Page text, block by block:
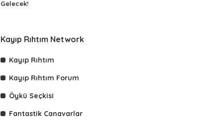
Gelecek!
Kayıp Rıhtım Network
Kayıp Rıhtım
Kayıp Rıhtım Forum
Öykü Seçkisi
Fantastik Canavarlar